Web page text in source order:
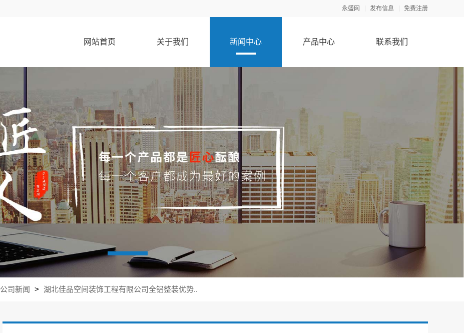
永盛网 发布信息 免费注册
网站首页 关于我们 新闻中心 产品中心 联系我们
公司新闻 > 湖北佳品空间装饰工程有限公司全铝整装优势..